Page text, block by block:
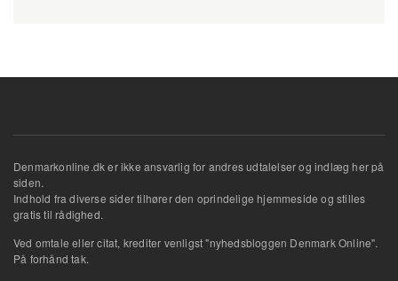
Denmarkonline.dk er ikke ansvarlig for andres udtalelser og indlæg her på
siden.
Indhold fra diverse sider tilhører den oprindelige hjemmeside og stilles
gratis til rådighed.
Ved omtale eller citat, krediter venligst "nyhedsbloggen Denmark Online".
På forhånd tak.